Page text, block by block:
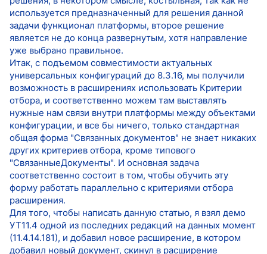
используется предназначенный для решения данной
задачи функционал платформы, второе решение
является не до конца развернутым, хотя направление
уже выбрано правильное.
Итак, с подъемом совместимости актуальных
универсальных конфигураций до 8.3.16, мы получили
возможность в расширениях использовать Критерии
отбора, и соответственно можем там выставлять
нужные нам связи внутри платформы между объектами
конфигурации, и все бы ничего, только стандартная
общая форма "Связанных документов" не знает никаких
других критериев отбора, кроме типового
"СвязанныеДокументы". И основная задача
соответственно состоит в том, чтобы обучить эту
форму работать параллельно с критериями отбора
расширения.
Для того, чтобы написать данную статью, я взял демо
УТ11.4 одной из последних редакций на данных момент
(11.4.14.181), и добавил новое расширение, в котором
добавил новый документ, скинул в расширение